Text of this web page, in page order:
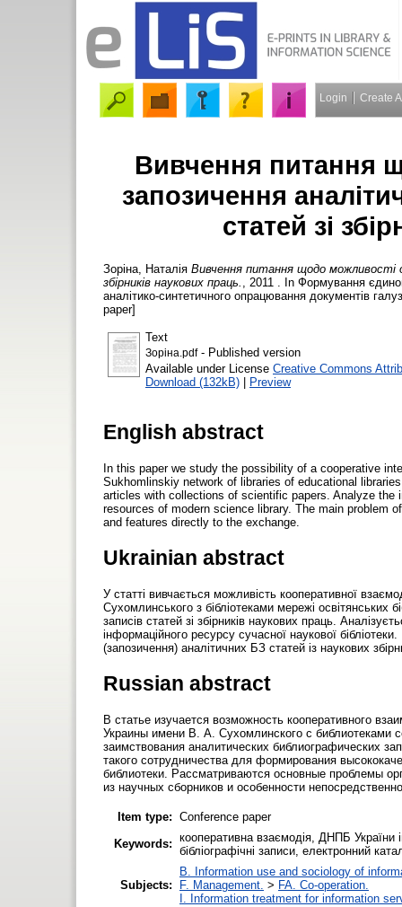
Login Create
Вивчення питання
запозичення
статей зі
Зоріна, Наталія Вивчення питання щодо можливості
збірників наукових праць.
, 2011 . In Формування
аналітико-синтетичного опрацювання документів
paper]
Text
Зоріна.pdf- Published version
Available under License Creative Commons
Download (132kB) | Preview
English abstract
In this paper we study the possibility of a cooperative
Sukhomlinskiy network of libraries of educational
articles with collections of scientific papers. Analyze the
resources of modern science library. The main problem
and features directly to the exchange.
Ukrainian abstract
У статті вивчається можливість кооперативної
Сухомлинського з бібліотеками мережі освітянських
записів статей зі збірників наукових праць.
інформаційного ресурсу сучасної наукової
(запозичення) аналітичних БЗ статей із наукових
Russian abstract
В статье изучается возможность кооперативного
Украины имени В. А. Сухомлинского с библиотеками
заимствования аналитических библиографических
такого сотрудничества для формирования
библиотеки. Рассматриваются основные проблемы
из научных сборников и особенности
Item type: Conference paper
Keywords: кооперативна взаємодія, ДНПБ України
бібліографічні записи, електронний
Subjects:
B. Information use and sociology of
F. Management. > FA. Co-operation.
I. Information treatment for information